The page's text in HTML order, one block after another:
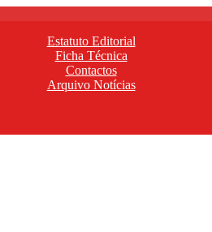
Estatuto Editorial
Ficha Técnica
Contactos
Arquivo Notícias